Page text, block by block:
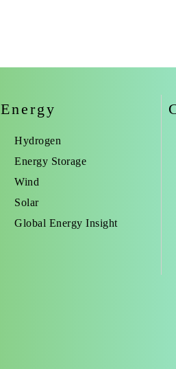
Energy
Hydrogen
Energy Storage
Wind
Solar
Global Energy Insight